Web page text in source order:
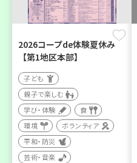
2026コープde体験夏休み
【第1地区本部】
子ども
親子で楽しむ
学び・体験
食
環境
ボランティア
平和・防災
芸術・音楽